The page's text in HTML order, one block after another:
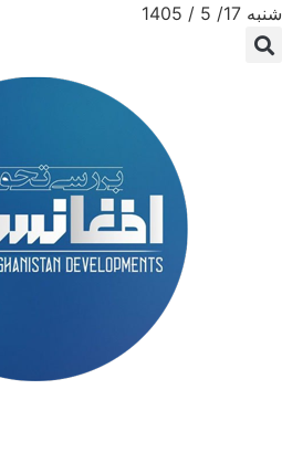
شنبه 17/ 5 / 1405